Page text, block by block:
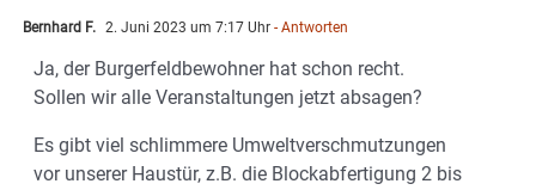
Bernhard F. 2. Juni 2023 um 7:17 Uhr - Antworten
Ja, der Burgerfeldbewohner hat schon recht.
Sollen wir alle Veranstaltungen jetzt absagen?
Es gibt viel schlimmere Umweltverschmutzungen
vor unserer Haustür, z.B. die Blockabfertigung 2 bis